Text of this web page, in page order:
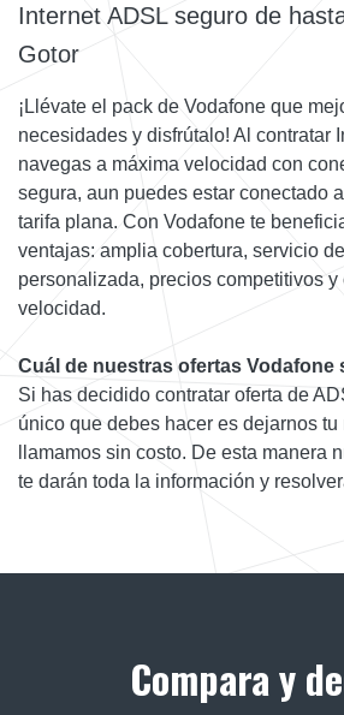
Internet ADSL seguro de
Gotor
¡Llévate el pack de Vodafone que
necesidades y disfrútalo! Al contratar
navegas a máxima velocidad con
segura, aun puedes estar conectado
tarifa plana. Con Vodafone te
ventajas: amplia cobertura, servicio
personalizada, precios competitivos
velocidad.
Cuál de nuestras ofertas Vodafone
Si has decidido contratar oferta de
único que debes hacer es dejarnos tu
llamamos sin costo. De esta manera
te darán toda la información y
Compara y